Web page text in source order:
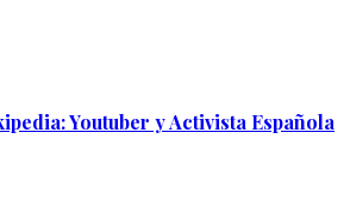
Youtuber y Activista Española